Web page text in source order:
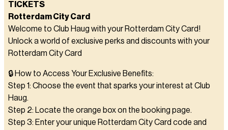
TICKETS
Rotterdam City Card
Welcome to Club Haug with your Rotterdam City Card!
Unlock a world of exclusive perks and discounts with your
Rotterdam City Card
🔒 How to Access Your Exclusive Benefits:
Step 1: Choose the event that sparks your interest at Club
Haug.
Step 2: Locate the orange box on the booking page.
Step 3: Enter your unique Rotterdam City Card code and